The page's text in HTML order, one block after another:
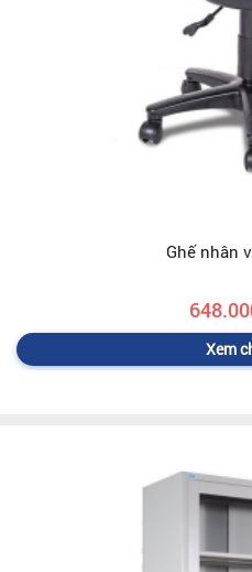
Ghế nhân
Xem